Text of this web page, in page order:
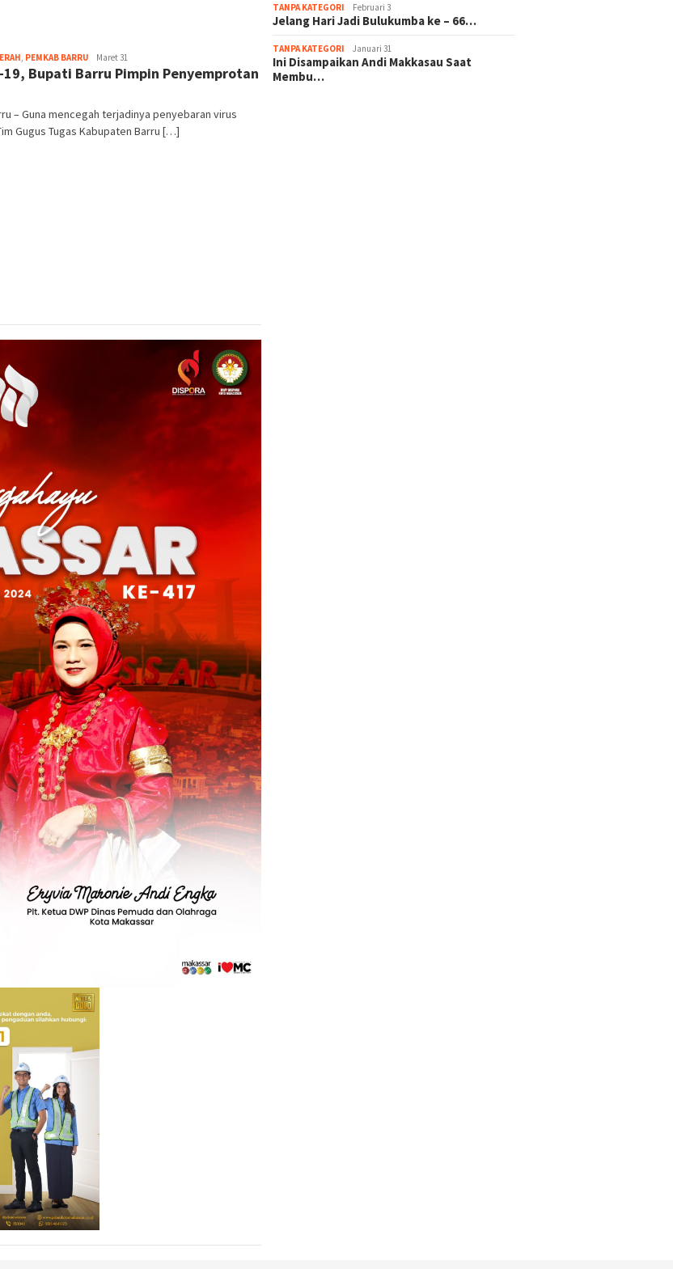
, PEMKAB BARRUrootMaret 31
19, Bupati Barru Pimpin Penyemprotan
– Guna mencegah terjadinya penyebaran virus
Gugus Tugas Kabupaten Barru […]
TANPA KATEGORI Februari 3
Jelang Hari Jadi Bulukumba ke – 66…
TANPA KATEGORI Januari 31
Ini Disampaikan Andi Makkasau Saat
Membu…